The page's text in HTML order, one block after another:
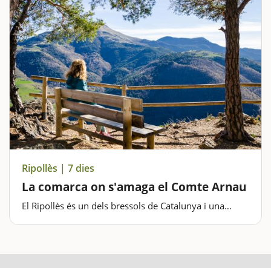
Ripollès | 7 dies
La comarca on s'amaga el Comte Arnau
El Ripollès és un dels bressols de Catalunya i una